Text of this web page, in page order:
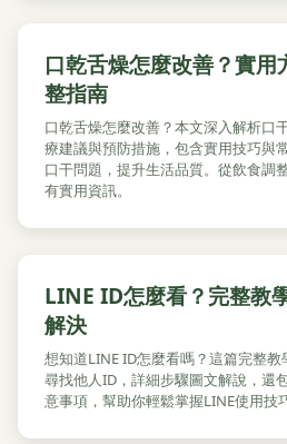
口乾舌燥怎麼改善？實
整指南
口乾舌燥怎麼改善？本文深入解析口
療建議與預防措施，包含實用技巧與
口干問題，提升生活品質。從飲食調
有實用資訊。
LINE ID怎麼看？完整教
解決
想知道LINE ID怎麼看嗎？這篇完整
尋找他人ID，詳細步驟圖文解說，還
意事項，幫助你輕鬆掌握LINE使用技